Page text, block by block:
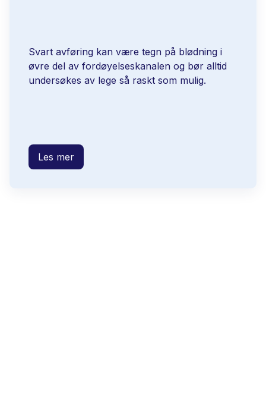
Svart avføring kan være tegn på blødning i
øvre del av fordøyelseskanalen og bør alltid
undersøkes av lege så raskt som mulig.
Les mer